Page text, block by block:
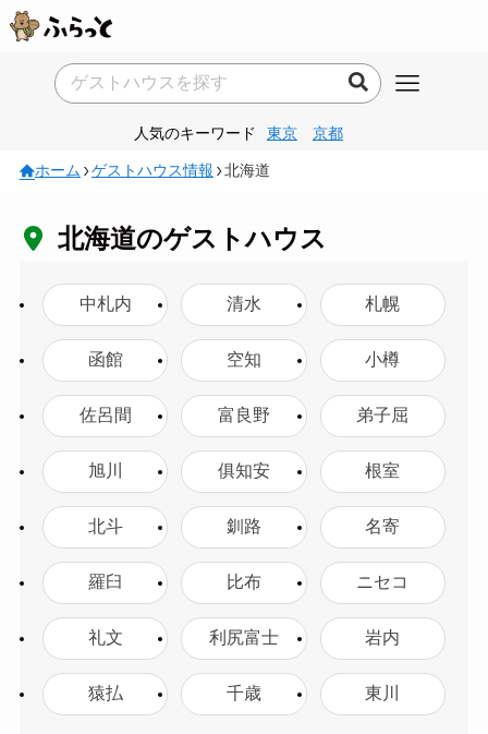
人気のキーワード 東京 京都
ホーム ゲストハウス情報 北海道
北海道のゲストハウス
中札内 清水 札幌
函館 空知 小樽
佐呂間 富良野 弟子屈
旭川 俱知安 根室
北斗 釧路 名寄
羅臼 比布 ニセコ
礼文 利尻富士 岩内
猿払 千歳 東川